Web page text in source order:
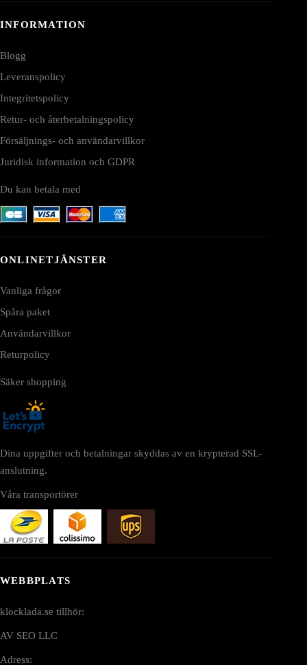
INFORMATION
Blogg
Leveranspolicy
Integritetspolicy
Retur- och återbetalningspolicy
Försäljnings- och användarvillkor
Juridisk information och GDPR
Du kan betala med
ONLINETJÄNSTER
Vanliga frågor
Spåra paket
Användarvillkor
Returpolicy
Säker shopping
Dina uppgifter och betalningar skyddas av en krypterad SSL-
anslutning.
Våra transportörer
WEBBPLATS
klocklada.se tillhör:
AV SEO LLC
Adress: